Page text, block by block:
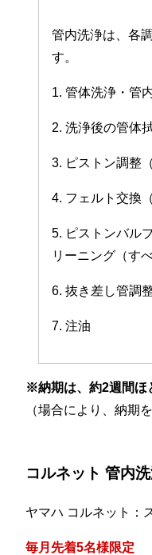
管内洗浄は、各
す。
1. 管体洗浄・管
2. 洗浄後の管体
3. ピストン調整
4. フェルト交換
5. ピストンバル
リーニング（すべ
6. 抜き差し管調
7. 注油
※納期は、約2週間ほ
（場合により、納期
コルネット 管内
ヤマハ コルネット：
毎月先着5名様限定